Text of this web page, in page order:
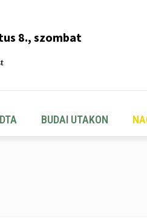
8., szombat
BUDAI UTAKON